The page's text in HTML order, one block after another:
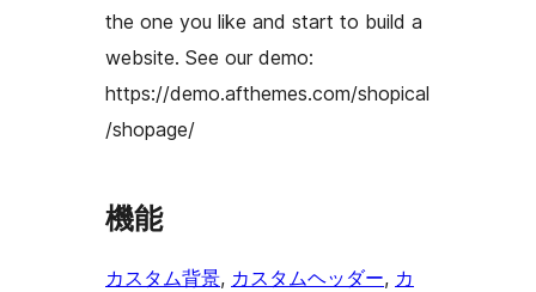
the one you like and start to build a
website. See our demo:
https://demo.afthemes.com/shopical
/shopage/
機能
カスタム背景, カスタムヘッダー, カ